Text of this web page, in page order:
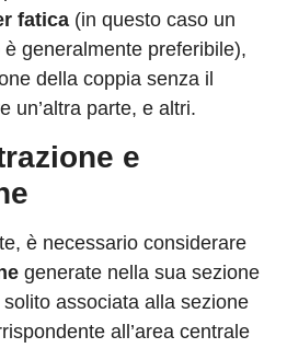
fatica (in questo caso un
generalmente preferibile),
della coppia senza il
un’altra parte, e altri.
e
è necessario considerare
generate nella sua sezione
associata alla sezione
all’area centrale